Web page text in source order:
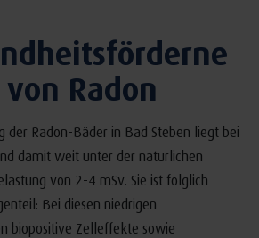
Radon
der Radon-Bäder in Bad Steben liegt bei
damit weit unter der natürlichen
von 2-4 mSv. Sie ist folglich
Bei diesen niedrigen
biopositive Zelleffekte sowie